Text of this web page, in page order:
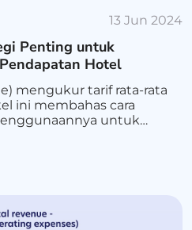
13 Jun 2024
Penting untuk
Hotel
mengukur tarif rata-rata
ini membahas cara
untuk